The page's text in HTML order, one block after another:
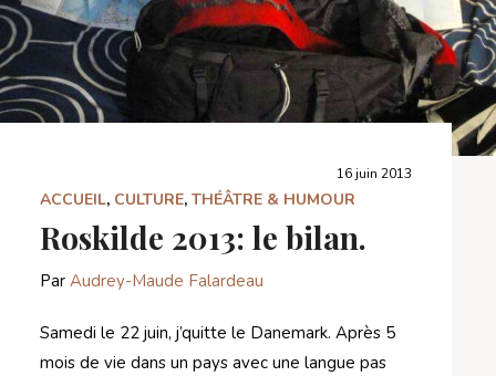
16 juin 2013
ACCUEIL, CULTURE, THÉÂTRE & HUMOUR
Roskilde 2013: le bilan.
Par Audrey-Maude Falardeau
Samedi le 22 juin, j’quitte le Danemark. Après 5
mois de vie dans un pays avec une langue pas